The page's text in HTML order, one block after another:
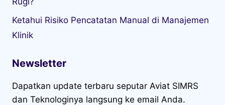
Ketahui Risiko Pencatatan Manual di Manajemen
Klinik
Newsletter
Dapatkan update terbaru seputar Aviat SIMRS
dan Teknologinya langsung ke email Anda.